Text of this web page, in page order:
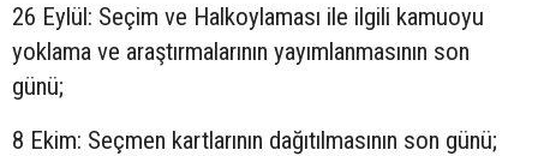
26 Eylül: Seçim ve Halkoylaması ile ilgili kamuoyu
yoklama ve araştırmalarının yayımlanmasının son
günü;
8 Ekim: Seçmen kartlarının dağıtılmasının son günü;